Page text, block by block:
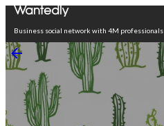
Business social network with 4M professionals